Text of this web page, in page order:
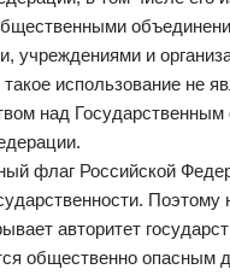
учреждениями и
использование не
над
флаг Российской
Поэтому
авторитет
общественно опасным